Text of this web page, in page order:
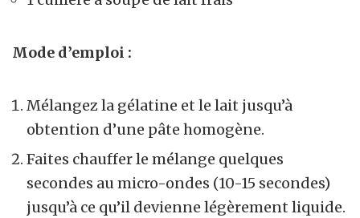
Mode d’emploi :
Mélangez la gélatine et le lait jusqu’à
obtention d’une pâte homogène.
Faites chauffer le mélange quelques
secondes au micro-ondes (10-15 secondes)
jusqu’à ce qu’il devienne légèrement liquide.